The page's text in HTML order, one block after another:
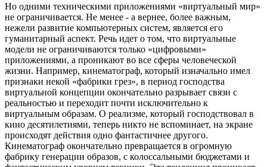
Но одними техническими приложениями «виртуальный мир»
не ограничивается. Не менее - а вернее, более важным,
нежели развитие компьютерных систем, является его
гуманитарный аспект. Речь идет о том, что виртуальные
модели не ограничиваются только «цифровыми»
приложениями, а проникают во все сферы человеческой
жизни. Например, кинематограф, который изначально имел
признаки некой «фабрики грез», в период господства
виртуальной концепции окончательно разрывает связи с
реальностью и переходит почти исключительно к
виртуальным образам. О реализме, который господствовал в
кино десятилетиями, теперь никто не вспоминает, на экране
происходят действия одно фантастичнее другого.
Кинематограф окончательно превращается в огромную
фабрику генерации образов, с колоссальными бюджетами и